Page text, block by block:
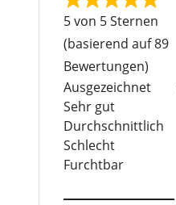
Rated
of
5
5 von 5 Sternen
(basierend auf 89
Bewertungen)
Ausgezeichnet
Sehr gut
Durchschnittlich
Schlecht
Furchtbar